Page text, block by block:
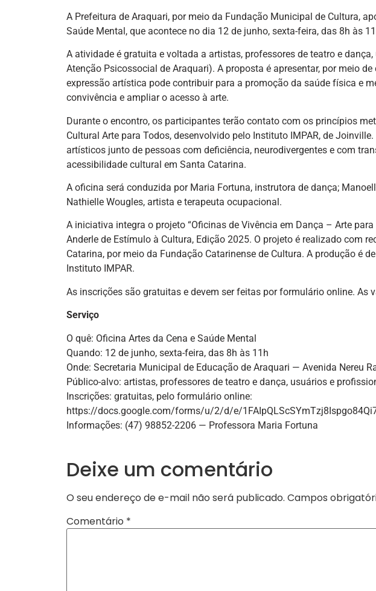
A Prefeitura de Araquari, por meio da Fundação Municipal de Cultura,
Saúde Mental, que acontece no dia 12 de junho, sexta-feira, das 8h às
A atividade é gratuita e voltada a artistas, professores de teatro e
Atenção Psicossocial de Araquari). A proposta é apresentar, por meio
expressão artística pode contribuir para a promoção da saúde física e
convivência e ampliar o acesso à arte.
Durante o encontro, os participantes terão contato com os princípios
Cultural Arte para Todos, desenvolvido pelo Instituto IMPAR, de
artísticos junto de pessoas com deficiência, neurodivergentes e com
acessibilidade cultural em Santa Catarina.
A oficina será conduzida por Maria Fortuna, instrutora de dança;
Nathielle Wougles, artista e terapeuta ocupacional.
A iniciativa integra o projeto “Oficinas de Vivência em Dança – Arte
Anderle de Estímulo à Cultura, Edição 2025. O projeto é realizado com
Catarina, por meio da Fundação Catarinense de Cultura. A produção é
Instituto IMPAR.
As inscrições são gratuitas e devem ser feitas por formulário online. As
Serviço
O quê: Oficina Artes da Cena e Saúde Mental
Quando: 12 de junho, sexta-feira, das 8h às 11h
Onde: Secretaria Municipal de Educação de Araquari — Avenida Nereu
Público-alvo: artistas, professores de teatro e dança, usuários e
Inscrições: gratuitas, pelo formulário online:
https://docs.google.com/forms/u/2/d/e/
Informações: (47) 98852-2206 — Professora Maria Fortuna
Deixe um comentário
O seu endereço de e-mail não será publicado. Campos
Comentário *